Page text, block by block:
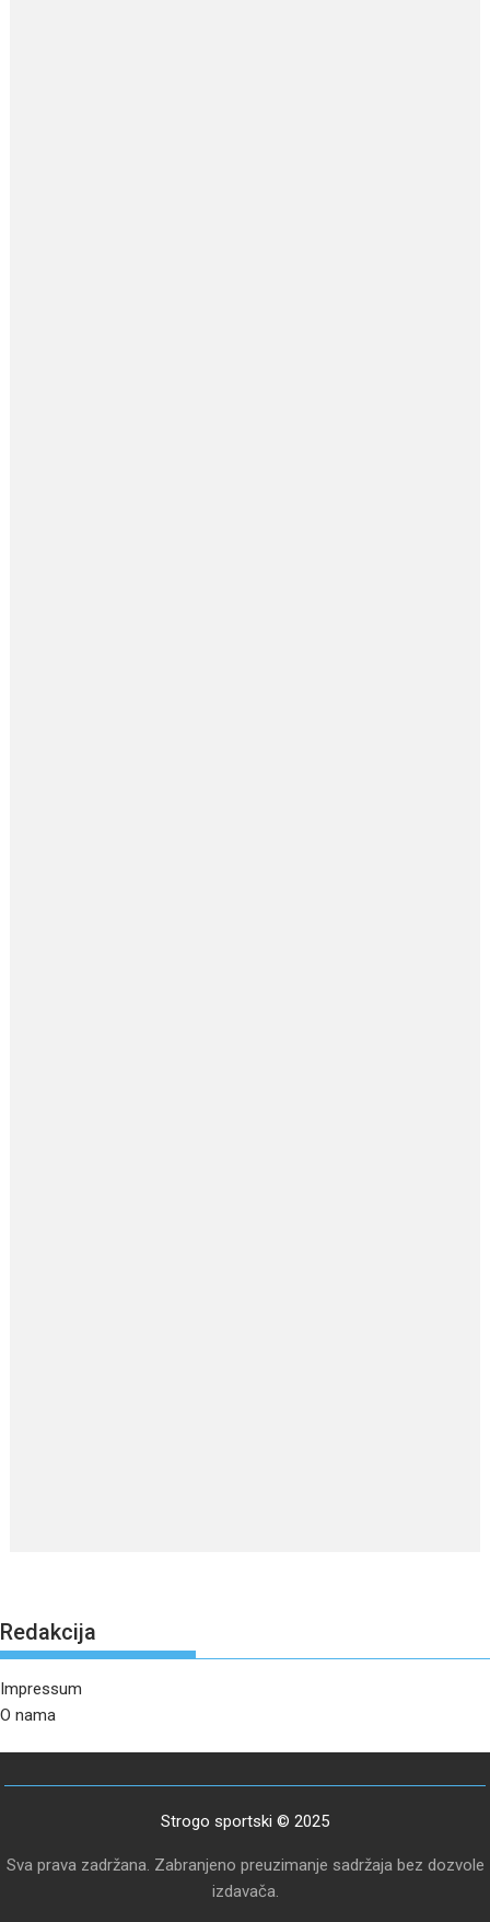
Redakcija
Impressum
O nama
Strogo sportski © 2025
Sva prava zadržana. Zabranjeno preuzimanje sadržaja bez dozvole
izdavača.